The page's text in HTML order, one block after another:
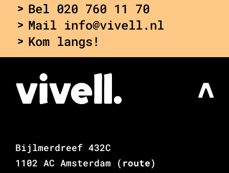
Bel 020 760 11 70
Mail info@vivell.nl
Kom langs!
Bijlmerdreef 432C
1102 AC Amsterdam
(route)